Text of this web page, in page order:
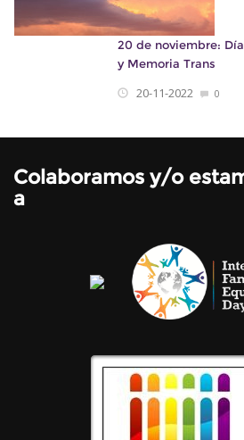
20 de noviembre:
y Memoria Trans
20-11-2022 0
Colaboramos y/o
a